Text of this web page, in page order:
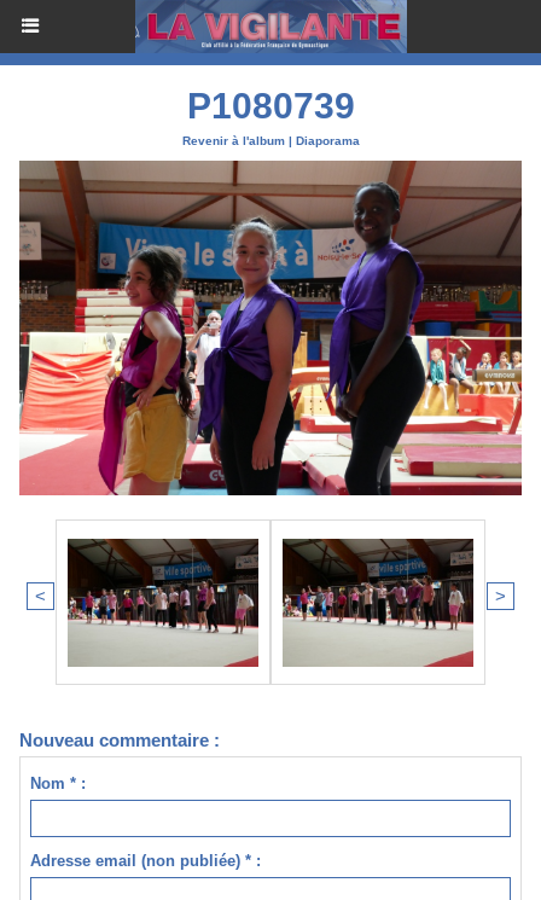
P1080739
Revenir à l'album | Diaporama
< >
Nouveau commentaire :
Nom * :
Adresse email (non publiée) * :